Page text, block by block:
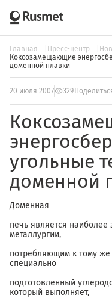
Главная Пресс-центр
Коксозамещающие
доменной плавки
20 июля 2007 329
угольные
доменной
Доменная
печь является наиболее
металлургии,
потребляющим к тому же
специально
подготовленный
который выполняет,